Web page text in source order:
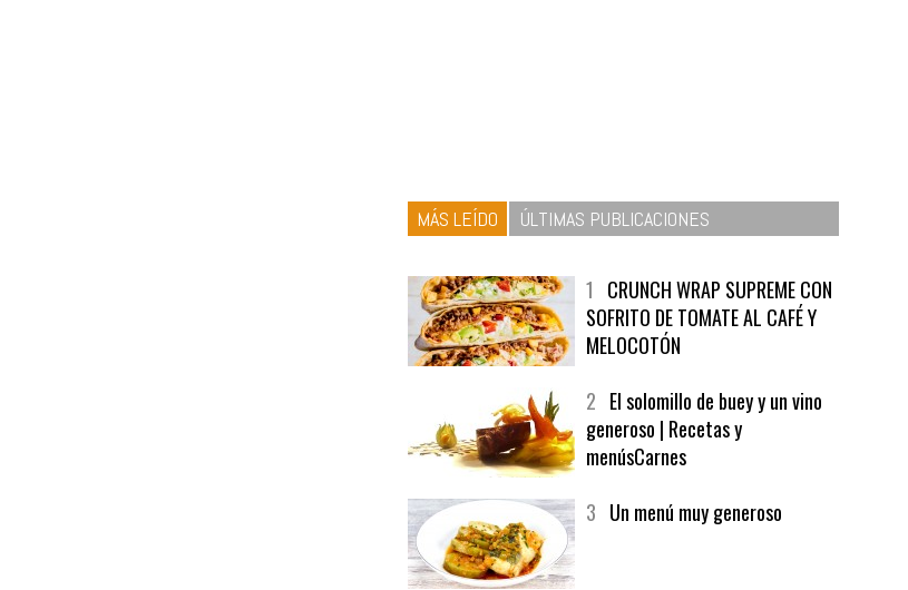
MÁS LEÍDO ÚLTIMAS PUBLICACIONES
SOFRITO DE TOMATE AL CAFÉ Y
MELOCOTÓN
generoso | Recetas y